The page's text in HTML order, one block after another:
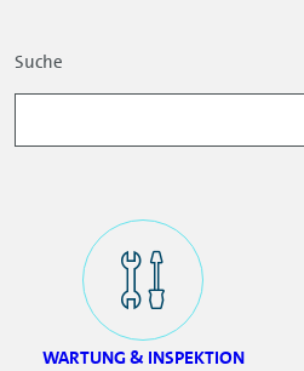
Suche
WARTUNG & INSPEKTION